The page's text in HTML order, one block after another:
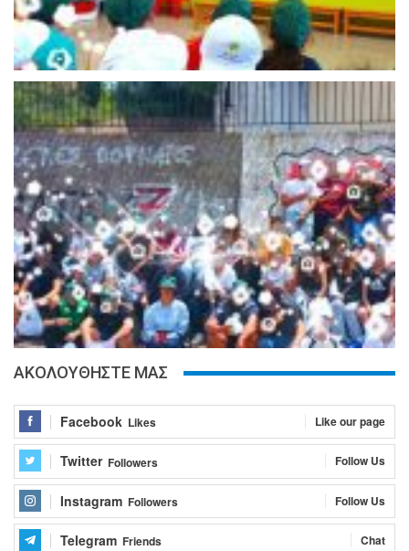
ΑΚΟΛΟΥΘΗΣΤΕ ΜΑΣ
Facebook Likes Like our page
Twitter Followers Follow Us
Instagram Followers Follow Us
Telegram Friends Chat